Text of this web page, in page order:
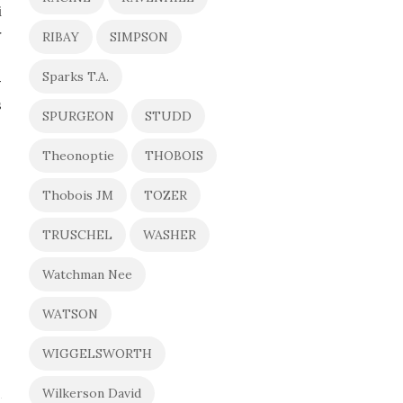
RIBAY SIMPSON
Sparks T.A.
SPURGEON STUDD
Theonoptie THOBOIS
Thobois JM TOZER
TRUSCHEL WASHER
Watchman Nee
WATSON
WIGGELSWORTH
Wilkerson David